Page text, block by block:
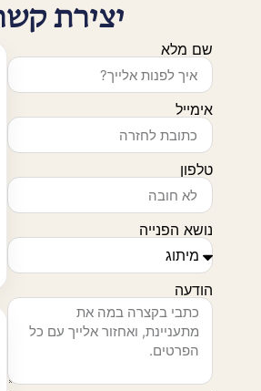
יצירת קשר
הפנייה
שעות
ימים א׳–ה׳
בחרי